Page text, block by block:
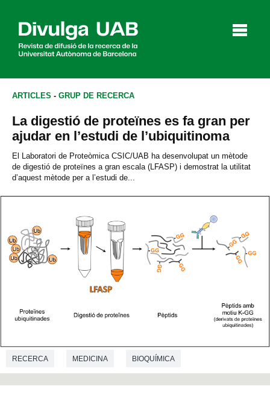
Articles Entrevistes
Agenda
English
CERCAR
ARTICLES - GRUP DE RECERCA
La digestió de proteïnes es fa gran per
ajudar en l’estudi de l’ubiquitinoma
El Laboratori de Proteòmica CSIC/UAB ha desenvolupat un mètode
de digestió de proteïnes a gran escala (LFASP) i demostrat la utilitat
d’aquest mètode per a l’estudi de...
RECERCA MEDICINA BIOQUÍMICA